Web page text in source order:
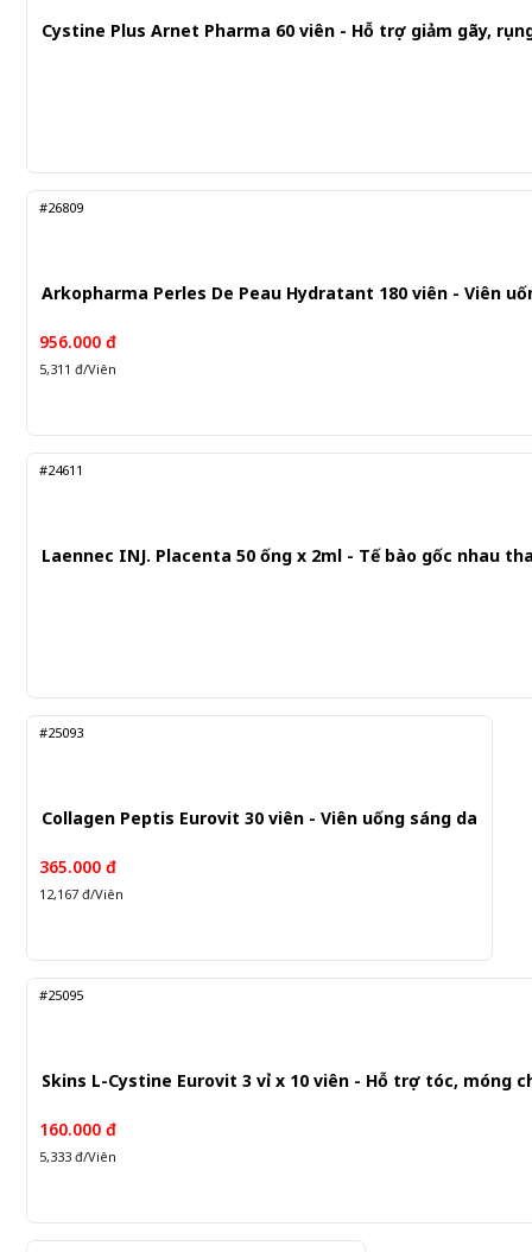
Cystine Plus Arnet Pharma 60 viên - Hỗ trợ giảm gãy,
#26809
Arkopharma Perles De Peau Hydratant 180 viên - Viên
956.000 đ
5,311 đ/Viên
#24611
Laennec INJ. Placenta 50 ống x 2ml - Tế bào gốc nhau
#25093
Collagen Peptis Eurovit 30 viên - Viên uống sáng da
365.000 đ
12,167 đ/Viên
#25095
Skins L-Cystine Eurovit 3 vỉ x 10 viên - Hỗ trợ tóc, móng
160.000 đ
5,333 đ/Viên